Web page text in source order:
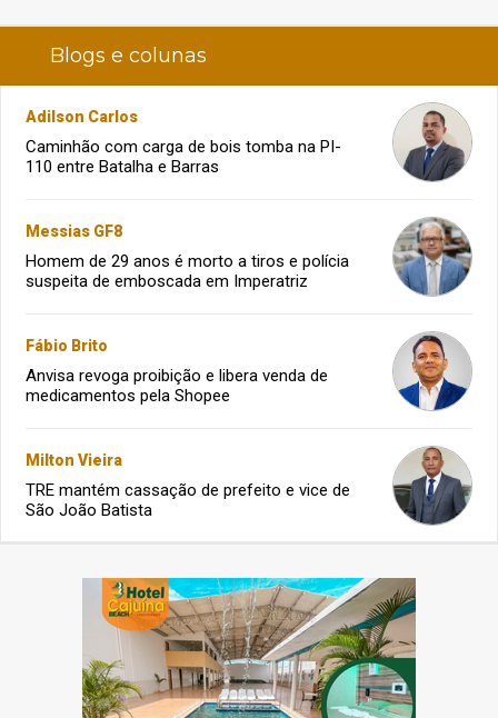
Blogs e colunas
Adilson Carlos
Caminhão com carga de bois tomba na PI-
110 entre Batalha e Barras
Messias GF8
Homem de 29 anos é morto a tiros e polícia
suspeita de emboscada em Imperatriz
Fábio Brito
Anvisa revoga proibição e libera venda de
medicamentos pela Shopee
Milton Vieira
TRE mantém cassação de prefeito e vice de
São João Batista